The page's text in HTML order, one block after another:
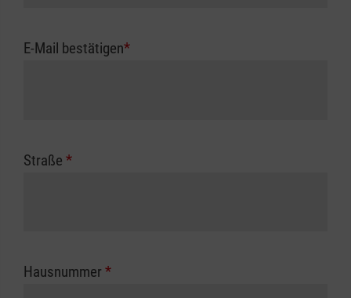
E-Mail bestätigen*
Straße *
Hausnummer *